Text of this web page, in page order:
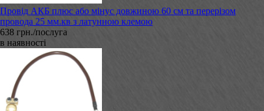
Провід АКБ плюс або мінус довжиною 60 см та перерізом
провода 25 мм.кв з латунною клемою
638 грн./послуга
в наявності